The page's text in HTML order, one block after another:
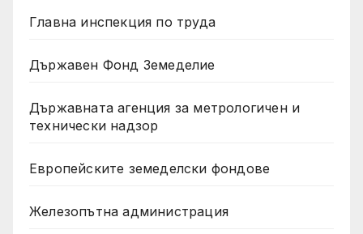
Главна инспекция по труда
Държавен Фонд Земеделие
Държавната агенция за метрологичен и
технически надзор
Европейските земеделски фондове
Железопътна администрация